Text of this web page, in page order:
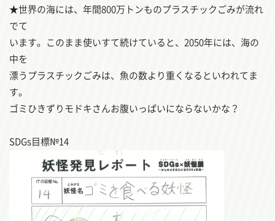
★世界の海には、年間800万トンものプラスチックごみが流れ
でて
います。このまま使いすて続けていると、2050年には、海の
中を
漂うプラスチックごみは、魚の数より重くなるといわれてま
す。
ゴミひきずりモドキさんお腹いっぱいにならないかな？
SDGs目標№14